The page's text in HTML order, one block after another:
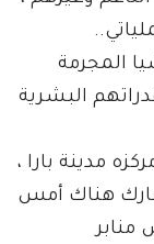
المجرمة
البشرية
مدينة بارا ،
هناك أمس
منابر